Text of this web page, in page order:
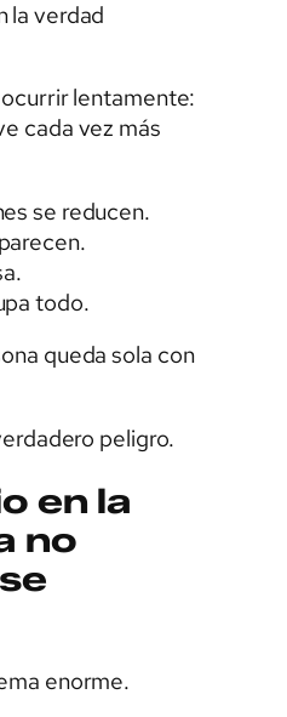
la verdad
lentamente:
cada vez más
se reducen.
todo.
queda sola con
peligro.
en la
no
enorme.